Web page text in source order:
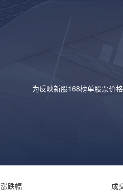
为反映新股168榜单股票价
涨跌幅 成